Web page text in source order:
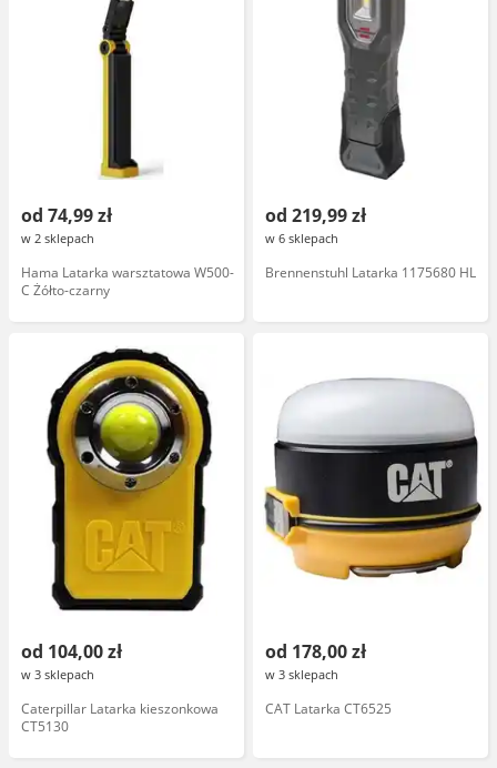
od 74,99 zł
w 2 sklepach
Hama Latarka warsztatowa W500-
C Żółto-czarny
od 219,99 zł
w 6 sklepach
Brennenstuhl Latarka 1175680 HL
od 104,00 zł
w 3 sklepach
Caterpillar Latarka kieszonkowa
CT5130
od 178,00 zł
w 3 sklepach
CAT Latarka CT6525